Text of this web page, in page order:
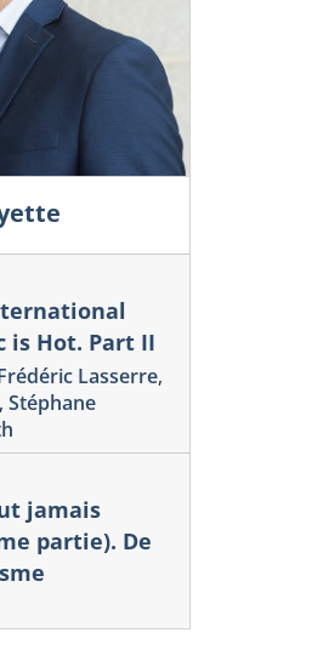
en
is Hot. Part II
Lasserre,
, Stéphane
jamais
partie). De